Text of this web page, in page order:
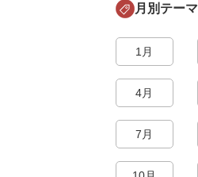
月別テーマ
1月
4月
7月